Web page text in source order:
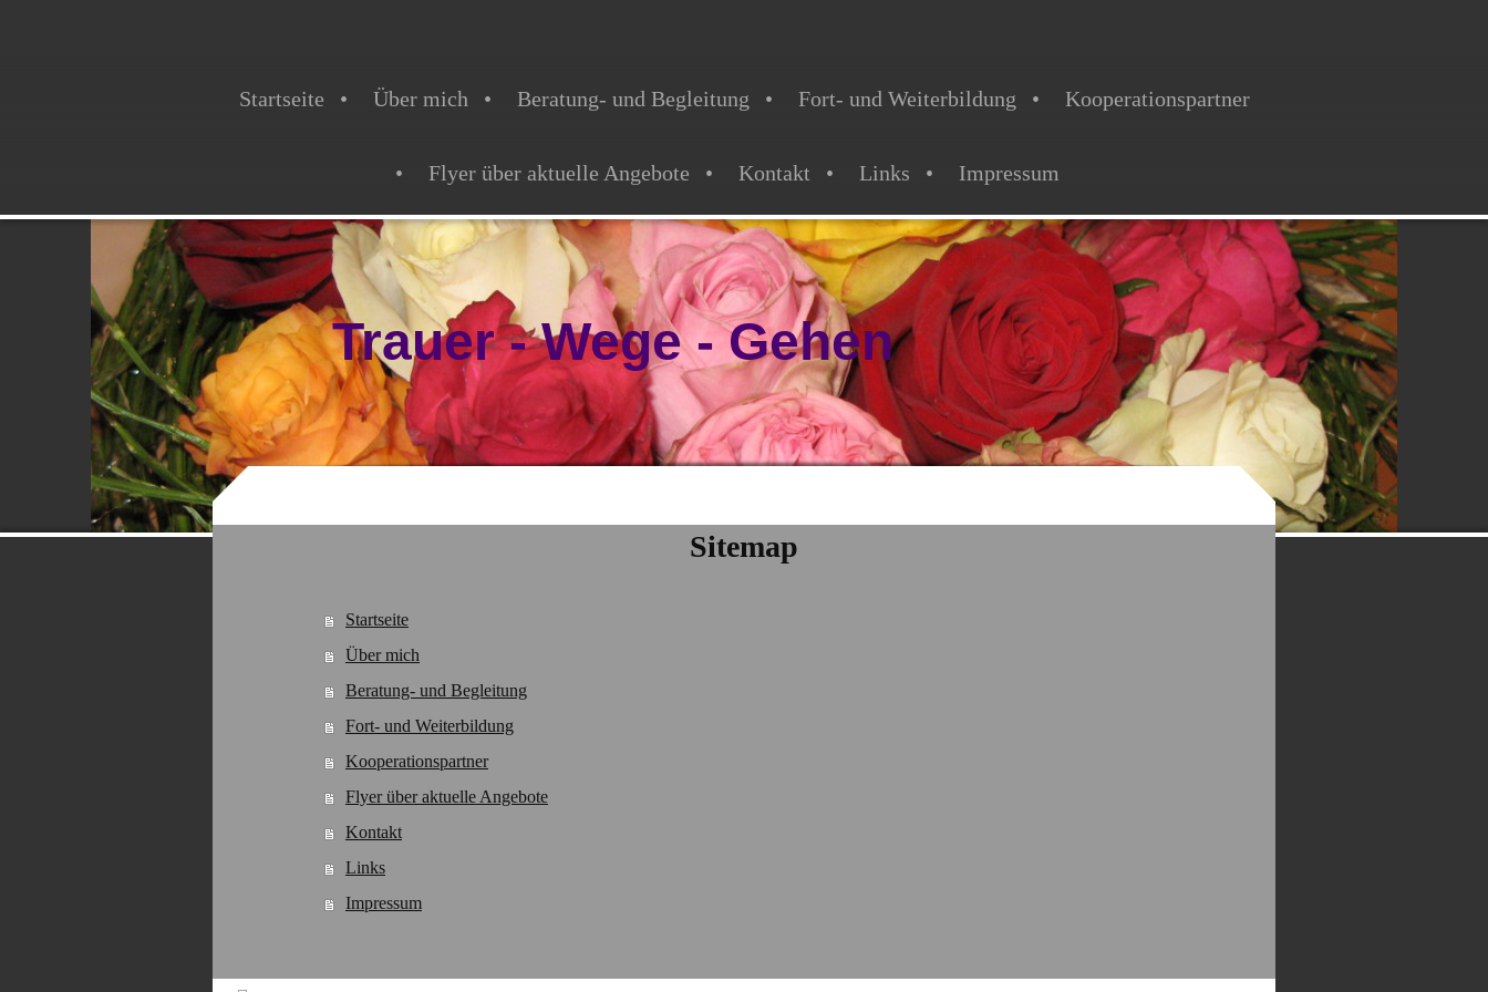
Startseite Über mich Beratung- und Begleitung Fort- und Weiterbildung Kooperationspartner
Flyer über aktuelle Angebote Kontakt Links Impressum
Trauer - Wege - Gehen
Sitemap
Startseite
Über mich
Beratung- und Begleitung
Fort- und Weiterbildung
Kooperationspartner
Flyer über aktuelle Angebote
Kontakt
Links
Impressum